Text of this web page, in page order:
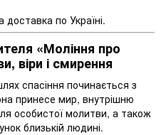
доставка по Україні.
«Моління про
віри і смирення
спасіння починається з
принесе мир, внутрішню
особистої молитви, а також
близькій людині.